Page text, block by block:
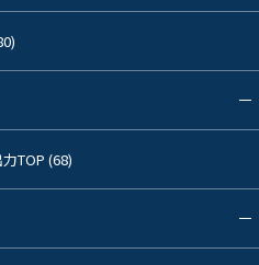
TOP (68)